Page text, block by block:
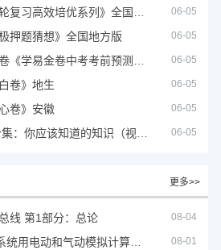
06-05
押题猜想》全国地方版 06-05
06-05
卷》地生 06-05
卷》安徽 06-05
06-05
更多>>
线 第1部分：总论 08-04
08-01